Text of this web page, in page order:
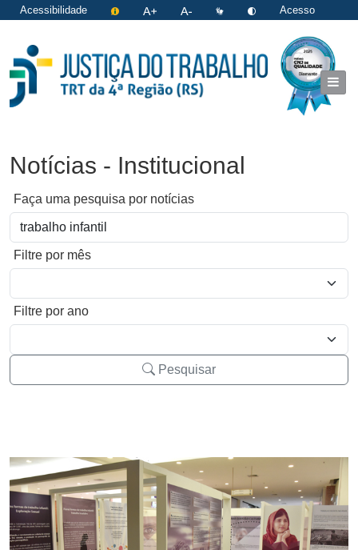
Acessibilidade
Acesso
Notícias - Institucional
Faça uma pesquisa por notícias
Filtre por mês
Filtre por ano
Pesquisar